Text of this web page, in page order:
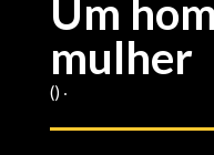
Um
mulher
() ‧